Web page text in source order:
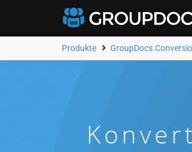
Produkte